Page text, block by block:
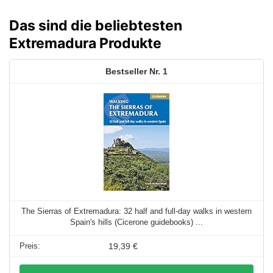
Das sind die beliebtesten
Extremadura Produkte
1
The Sierras of Extremadura: 32 half and full-day walks in western
Spain's hills (Cicerone guidebooks) ...
19,39 €